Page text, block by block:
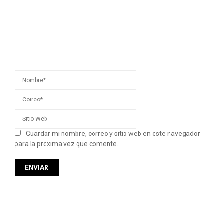
Guardar mi nombre, correo y sitio web en este navegador
para la proxima vez que comente.